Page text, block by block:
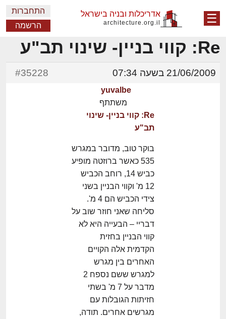
☰ אדריכלות ובניה בישראל
architecture.org.il
התחברות
הרשמה
Re: קווי בניין- שינוי תב"ע
21/06/2009 בשעה 07:34 #35228
yuvalbe
משתתף
Re: קווי בניין- שינוי
תב"ע
בוקר טוב, מדובר במגרש
535 כאשר ברוזטה מופיע
כביש 14, רוחב הכביש
12 מ' וקווי הבניין בשני
צידי הכביש הם 4 מ'.
סליחה שאני חוזר שוב על
דבריי – הבעייה היא לא
קווי הבניין בחזית
הקדמית אלה הקויים
האחרים בין מגרש
למגרש ששם נספח 2
מדבר על 7 מ' בשתי
חזיתות הגובלות עם
מגרשים אחרים. תודה,